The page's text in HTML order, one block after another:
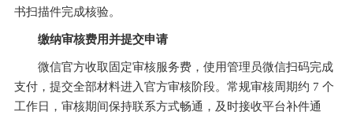
书扫描件完成核验。
缴纳审核费用并提交申请
微信官方收取固定审核服务费，使用管理员微信扫码完成
支付，提交全部材料进入官方审核阶段。常规审核周期约 7 个
工作日，审核期间保持联系方式畅通，及时接收平台补件通